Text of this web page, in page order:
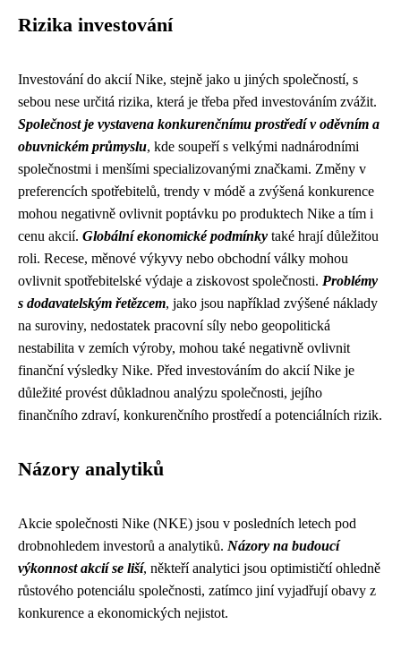
Rizika investování
Investování do akcií Nike, stejně jako u jiných společností, s
sebou nese určitá rizika, která je třeba před investováním zvážit.
Společnost je vystavena konkurenčnímu prostředí v oděvním a
obuvnickém průmyslu, kde soupeří s velkými nadnárodními
společnostmi i menšími specializovanými značkami. Změny v
preferencích spotřebitelů, trendy v módě a zvýšená konkurence
mohou negativně ovlivnit poptávku po produktech Nike a tím i
cenu akcií. Globální ekonomické podmínky také hrají důležitou
roli. Recese, měnové výkyvy nebo obchodní války mohou
ovlivnit spotřebitelské výdaje a ziskovost společnosti. Problémy
s dodavatelským řetězcem, jako jsou například zvýšené náklady
na suroviny, nedostatek pracovní síly nebo geopolitická
nestabilita v zemích výroby, mohou také negativně ovlivnit
finanční výsledky Nike. Před investováním do akcií Nike je
důležité provést důkladnou analýzu společnosti, jejího
finančního zdraví, konkurenčního prostředí a potenciálních rizik.
Názory analytiků
Akcie společnosti Nike (NKE) jsou v posledních letech pod
drobnohledem investorů a analytiků. Názory na budoucí
výkonnost akcií se liší, někteří analytici jsou optimističtí ohledně
růstového potenciálu společnosti, zatímco jiní vyjadřují obavy z
konkurence a ekonomických nejistot.